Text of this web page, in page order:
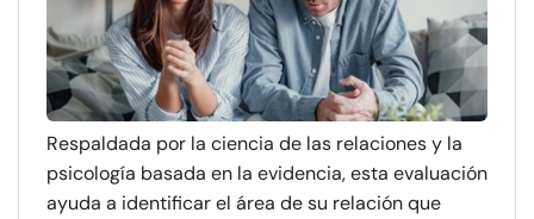
Respaldada por la ciencia de las relaciones y la
psicología basada en la evidencia, esta evaluación
ayuda a identificar el área de su relación que